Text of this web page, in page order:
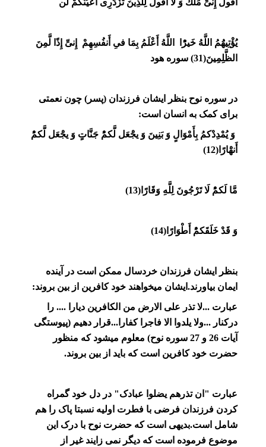
أَقُولُ إِنىّ‏ِ مَلَكٌ وَ لَا أَقُولُ لِلَّذِينَ تَزْدَرِى أَعْيُنُكُمْ لَن
يُؤْتِيهَُمُ اللَّهُ خَيرًْا اللَّهُ أَعْلَمُ بِمَا فىِ أَنفُسِهِمْ إِنىّ‏ِ إِذًا لَّمِنَ
الظَّلِمِينَ(31) سوره هود
در سوره نوح بنظر ایشان فرزندان (پسر) چون نعمتی
برای کمک به انسان است:
وَ يُمْدِدْكمُ بِأَمْوَالٍ وَ بَنِينَ وَ يجَْعَل لَّكمُ‏ْ جَنَّاتٍ وَ يجَْعَل لَّكمُ‏ْ
أَنهَْارًا(12)
مَّا لَكمُ‏ْ لَا تَرْجُونَ لِلَّهِ وَقَارًا(13)
وَ قَدْ خَلَقَكمُ‏ْ أَطْوَارًا(14)
بنظر ایشان فرزندان خردسال ممکن است در آینده
ایمان بیاورند.ایشان میخواهند خود کافرین از بین بروند:
عبارت ...لا تذر علی الارض من الکافرین دیارا .... را
درکنار ...ولا یلدوا الا فاجرا کفارا...قرار دهیم (پیوستگی
آیات 26 و 27 سوره نوح) معلوم میشود که منظور
حضرت خود کافرین است که باید از بین بروند.
عبارت "ان تذرهم یضلوا عبادک" در دل خود گمراه
کردن فرزندان فرضی با فطرت اولیه نسبتا پاک را هم
شامل است.بدیهی است که حضرت نوح با درک این
موضوع فرموده است که دیگر نمی زایند غیر از